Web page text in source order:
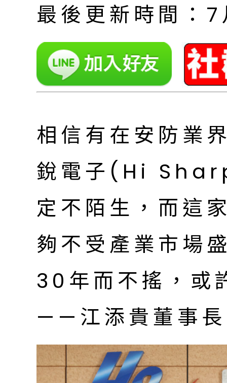
最後更新時間
相信有在安防業
銳電子(Hi
定不陌生，而這
夠不受產業市場
30年而不搖，或
——江添貴董事